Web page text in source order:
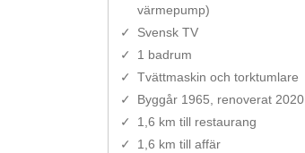
värmepump)
Svensk TV
1 badrum
Tvättmaskin och torktumlare
Byggår 1965, renoverat 2020
1,6 km till restaurang
1,6 km till affär